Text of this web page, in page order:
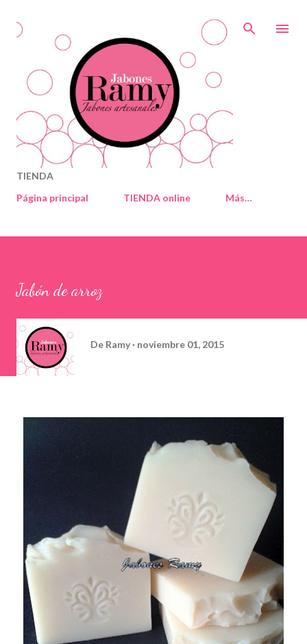
TIENDA
Página principal
TIENDA online Más…
Jabón de arroz
De Ramy noviembre 01, 2015